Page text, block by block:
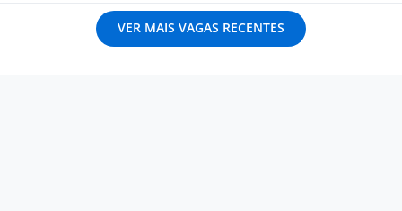
VER MAIS VAGAS RECENTES